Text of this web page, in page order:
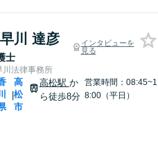
川 達彦
士
インタビューを
見る
川法律事務所
|
高
松
市
高松駅 か
ら徒歩8分
営業時間：08:45~1
8:00（平日）